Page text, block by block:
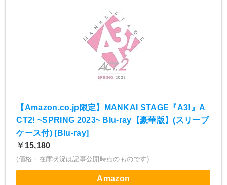
【Amazon.co.jp限定】MANKAI STAGE『A3!』A
CT2! ~SPRING 2023~ Blu-ray【豪華版】(スリーブ
ケース付) [Blu-ray]
￥15,180
(価格・在庫状況は記事公開時点のものです)
Amazon